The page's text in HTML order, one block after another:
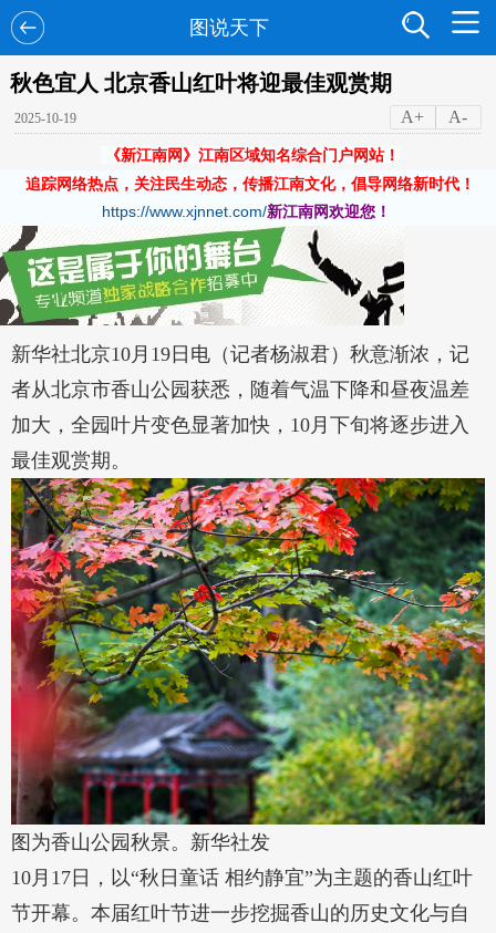
图说天下
秋色宜人 北京香山红叶将迎最佳观赏期
2025-10-19 A+ A-
《新江南网》江南区域知名综合门户网站！
追踪网络热点，关注民生动态，传播江南文化，倡导网络新时代！
https://www.xjnnet.com/新江南网欢迎您！
新华社北京10月19日电（记者杨淑君）秋意渐浓，记
者从北京市香山公园获悉，随着气温下降和昼夜温差
加大，全园叶片变色显著加快，10月下旬将逐步进入
最佳观赏期。
图为香山公园秋景。新华社发
10月17日，以“秋日童话 相约静宜”为主题的香山红叶
节开幕。本届红叶节进一步挖掘香山的历史文化与自